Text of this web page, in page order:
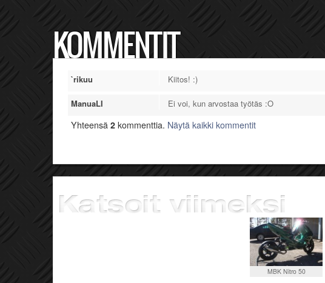
KOMMENTIT
`rikuu Kiitos! :)
ManuaLI Ei voi, kun arvostaa työtäs :O
Yhteensä 2 kommenttia. Näytä kaikki kommentit
MBK Nitro 50